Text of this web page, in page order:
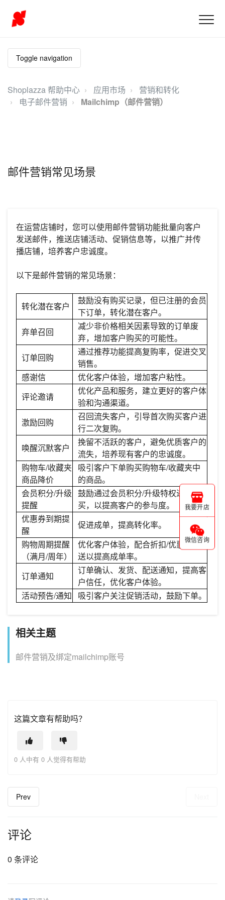
Toggle navigation
Shoplazza 帮助中心 应用市场
营销和转化
电子邮件营销
Mailchimp（邮件营销）
邮件营销常见场景
在运营店铺时，您可以使用邮件营销功能批量向客户
发送邮件，推送店铺活动、促销信息等，以推广并传
播店铺，培养客户忠诚度。
以下是邮件营销的常见场景：
转化潜在客户
鼓励没有购买记录，但已注册的会员
下订单，转化潜在客户。
弃单召回
减少非价格相关因素导致的订单废
弃，增加客户购买的可能性。
订单回购
通过推荐功能提高复购率，促进交叉
销售。
感谢信
优化客户体验，增加客户粘性。
评论邀请
优化产品和服务，建立更好的客户体
验和沟通渠道。
激励回购
召回流失客户，引导首次购买客户进
行二次复购。
唤醒沉默客户
挽留不活跃的客户，避免优质客户的
流失，培养现有客户的忠诚度。
购物车/收藏夹
商品降价
吸引客户下单购买购物车/收藏夹中
的商品。
会员积分/升级
提醒
鼓励通过会员积分/升级特权进行购
买，以提高客户的参与度。
优惠券到期提
醒
促进成单，提高转化率。
购物周期提醒
（满月/周年）
优化客户体验，配合折扣/优惠券发
送以提高成单率。
订单通知
订单确认、发货、配送通知，提高客
户信任，优化客户体验。
活动预告/通知
吸引客户关注促销活动，鼓励下单。
相关主题
邮件营销及绑定mailchimp账号
这篇文章有帮助吗？
0 人中有 0 人觉得有帮助
Prev
评论
0 条评论
我要开店
微信咨询